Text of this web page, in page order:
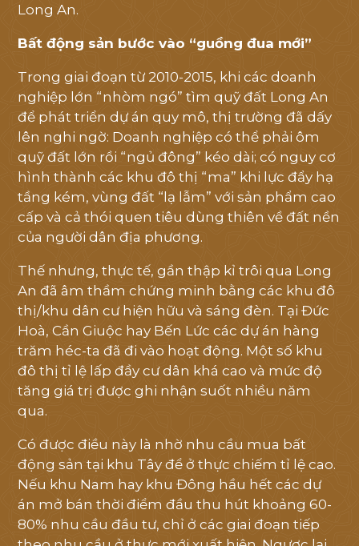
GIỚI THIỆU
VỊ TRÍ
Long An.
Bất động sản bước vào “guồng đua mới”
Trong giai đoạn từ 2010-2015, khi các doanh
nghiệp lớn “nhòm ngó” tìm quỹ đất Long An
để phát triển dự án quy mô, thị trường đã dấy
lên nghi ngờ: Doanh nghiệp có thể phải ôm
quỹ đất lớn rồi “ngủ đông” kéo dài; có nguy cơ
hình thành các khu đô thị “ma” khi lực đẩy hạ
tầng kém, vùng đất “lạ lẫm” với sản phẩm cao
cấp và cả thói quen tiêu dùng thiên về đất nền
của người dân địa phương.
Thế nhưng, thực tế, gần thập kỉ trôi qua Long
An đã âm thầm chứng minh bằng các khu đô
thị/khu dân cư hiện hữu và sáng đèn. Tại Đức
Hoà, Cần Giuộc hay Bến Lức các dự án hàng
trăm héc-ta đã đi vào hoạt động. Một số khu
đô thị tỉ lệ lấp đầy cư dân khá cao và mức độ
tăng giá trị được ghi nhận suốt nhiều năm
qua.
Có được điều này là nhờ nhu cầu mua bất
động sản tại khu Tây để ở thực chiếm tỉ lệ cao.
Nếu khu Nam hay khu Đông hầu hết các dự
án mở bán thời điểm đầu thu hút khoảng 60-
80% nhu cầu đầu tư, chỉ ở các giai đoạn tiếp